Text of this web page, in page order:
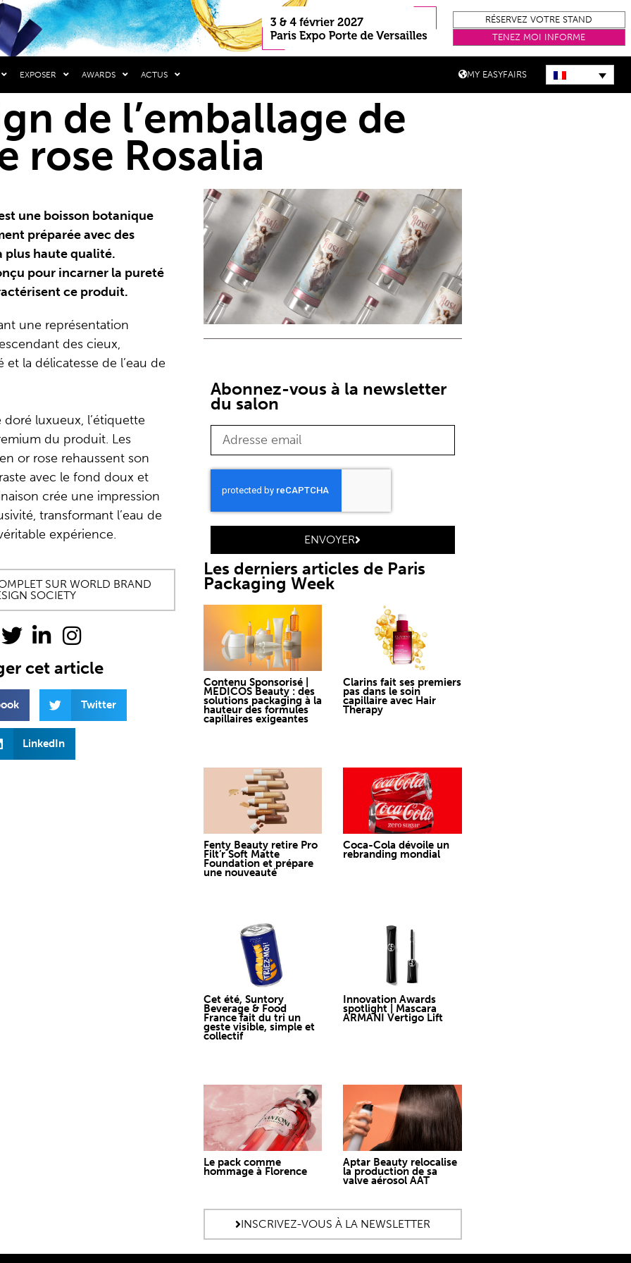
RÉSERVEZ VOTRE STAND
TENEZ MOI INFORME
EXPOSER AWARDS ACTUS MY EASYFAIRS
de l’emballage de
rose Rosalia
une boisson botanique
préparée avec des
plus haute qualité.
pour incarner la pureté
ce produit.
une représentation
des cieux,
la délicatesse de l’eau de
doré luxueux, l’étiquette
du produit. Les
or rose rehaussent son
avec le fond doux et
crée une impression
transformant l’eau de
expérience.
SUR WORLD BRAND
SOCIETY
cet article
Twitter
LinkedIn
Abonnez-vous à la newsletter
du salon
ENVOYER
Les derniers articles de Paris
Packaging Week
Contenu Sponsorisé |
MEDICOS Beauty : des
solutions packaging à la
hauteur des formules
capillaires exigeantes
Clarins fait ses premiers
pas dans le soin
capillaire avec Hair
Therapy
Fenty Beauty retire Pro
Filt’r Soft Matte
Foundation et prépare
une nouveauté
Coca-Cola dévoile un
rebranding mondial
Cet été, Suntory
Beverage & Food
France fait du tri un
geste visible, simple et
collectif
Innovation Awards
spotlight | Mascara
ARMANI Vertigo Lift
Le pack comme
hommage à Florence
Aptar Beauty relocalise
la production de sa
valve aérosol AAT
INSCRIVEZ-VOUS À LA NEWSLETTER